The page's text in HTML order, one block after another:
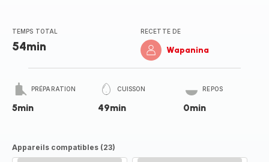
TEMPS TOTAL
54min
RECETTE DE
Wapanina
PRÉPARATION
5min
CUISSON
49min
REPOS
0min
Appareils compatibles (23)